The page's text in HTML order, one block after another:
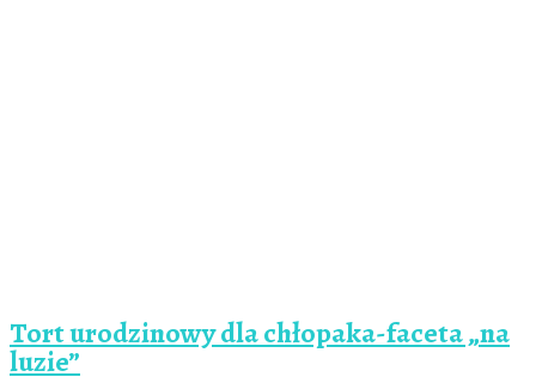
Tort urodzinowy dla chłopaka-faceta „na
luzie”